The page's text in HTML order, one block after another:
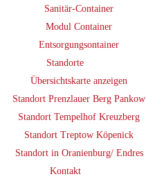
Sanitär-Container
Modul Container
Entsorgungsontainer
Standorte
Übersichtskarte anzeigen
Standort Prenzlauer Berg Pankow
Standort Tempelhof Kreuzberg
Standort Treptow Köpenick
Standort in Oranienburg/ Endres
Kontakt